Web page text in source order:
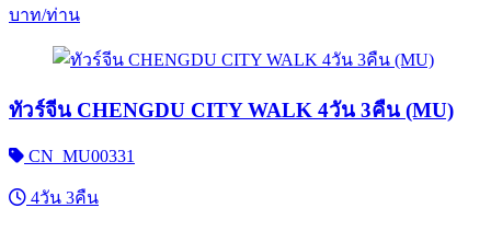
บาท/ท่าน
ทัวร์จีน CHENGDU CITY WALK 4วัน 3คืน (MU)
CN_MU00331
4วัน 3คืน